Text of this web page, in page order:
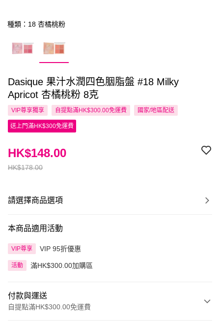
種類：18 杏橘桃粉
Dasique 果汁水潤四色胭脂盤 #18 Milky
Apricot 杏橘桃粉 8克
VIP尊享獨享 自提點滿HK$300.00免運費 國家/地區配送
送上門滿HK$300免運費
HK$178.00
HK$148.00
請選擇商品選項
本商品適用活動
VIP尊享 VIP 95折優惠
活動 滿HK$300.00加購區
付款與運送
自提點滿HK$300.00免運費